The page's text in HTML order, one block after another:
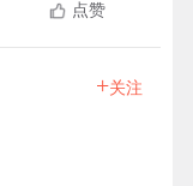
点赞
+关注